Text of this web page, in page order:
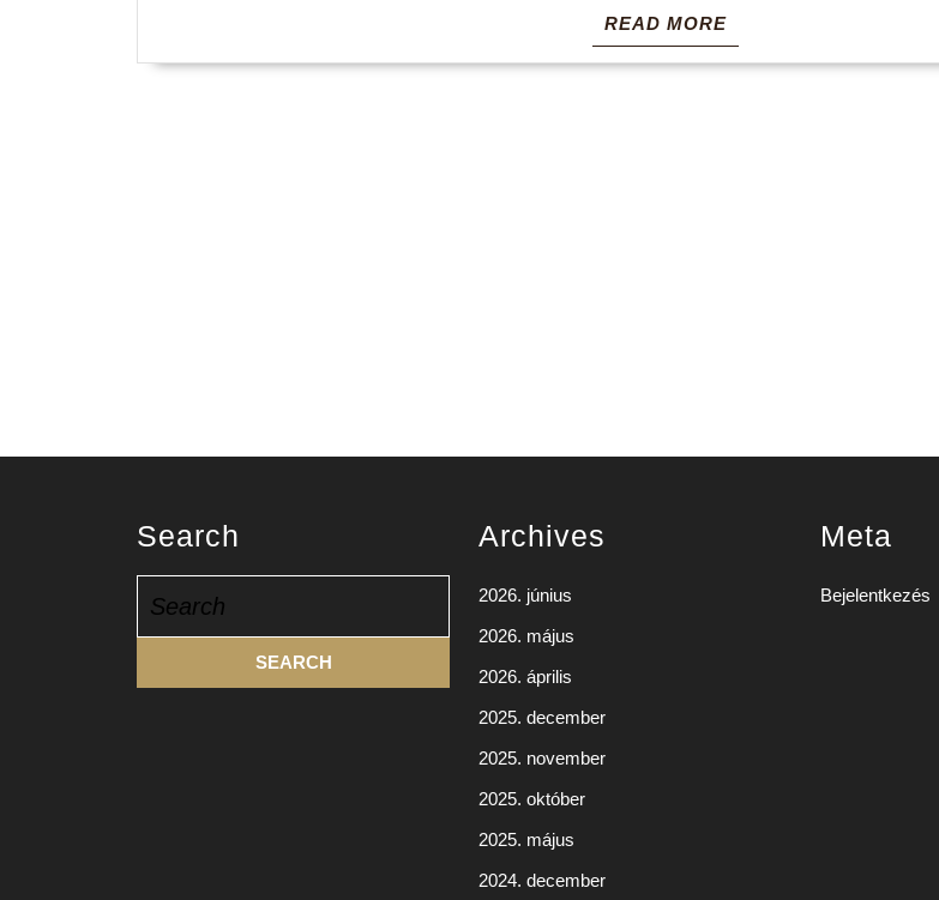
READ MOREREAD
MORE
Search
for:
Archives
2026. június
2026. május
2026. április
2025. december
2025. november
2025. október
2025. május
2024. december
Meta
Bejelentkezés